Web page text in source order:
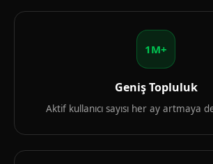
1M+
Geniş Topluluk
Aktif kullanıcı sayısı her ay artmaya